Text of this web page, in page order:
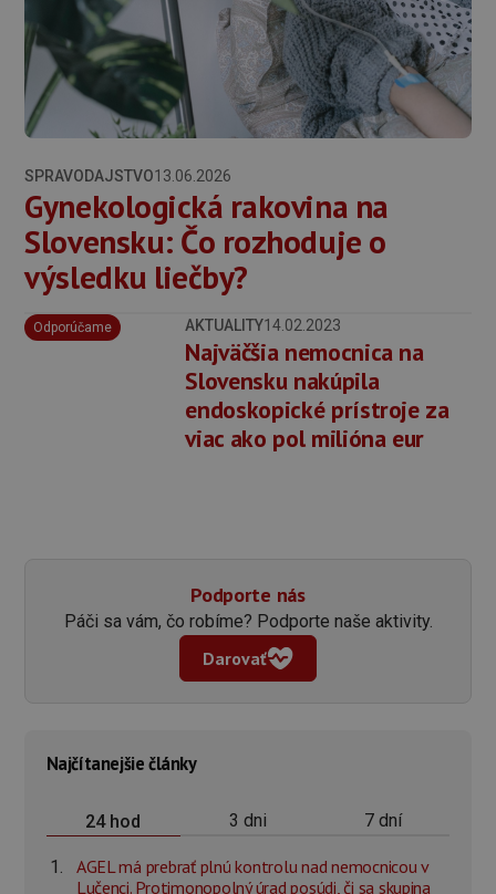
SPRAVODAJSTVO13.06.2026
Gynekologická rakovina na
Slovensku: Čo rozhoduje o
výsledku liečby?
Odporúčame AKTUALITY14.02.2023
Najväčšia nemocnica na
Slovensku nakúpila
endoskopické prístroje za
viac ako pol milióna eur
Podporte nás
Páči sa vám, čo robíme? Podporte naše aktivity.
Darovať
Najčítanejšie články
24 hod 3 dni 7 dní
AGEL má prebrať plnú kontrolu nad nemocnicou v
Lučenci. Protimonopolný úrad posúdi, či sa skupina